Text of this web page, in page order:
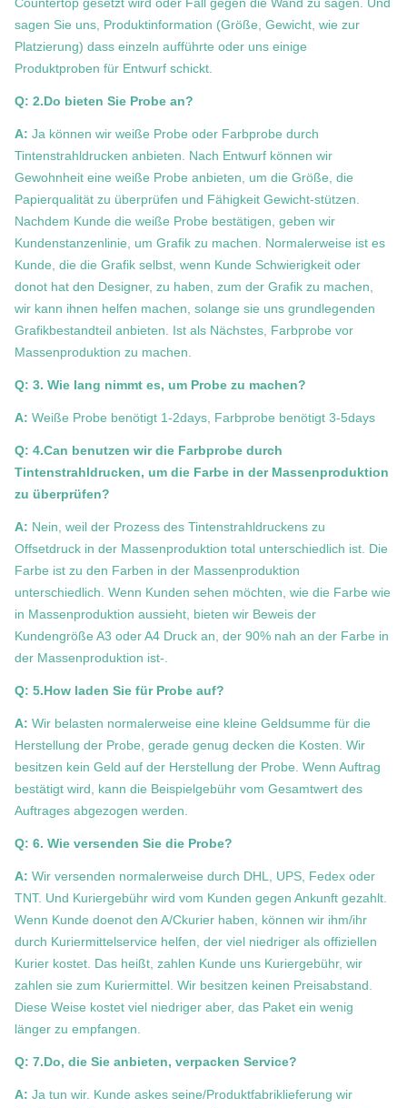
sagen Sie uns, Produktinformation (Größe, Gewicht, wie zur
Platzierung) dass einzeln aufführte oder uns einige
Produktproben für Entwurf schickt.
Q: 2.Do bieten Sie Probe an?
A: Ja können wir weiße Probe oder Farbprobe durch
Tintenstrahldrucken anbieten. Nach Entwurf können wir
Gewohnheit eine weiße Probe anbieten, um die Größe, die
Papierqualität zu überprüfen und Fähigkeit Gewicht-stützen.
Nachdem Kunde die weiße Probe bestätigen, geben wir
Kundenstanzenlinie, um Grafik zu machen. Normalerweise ist es
Kunde, die die Grafik selbst, wenn Kunde Schwierigkeit oder
donot hat den Designer, zu haben, zum der Grafik zu machen,
wir kann ihnen helfen machen, solange sie uns grundlegenden
Grafikbestandteil anbieten. Ist als Nächstes, Farbprobe vor
Massenproduktion zu machen.
Q: 3. Wie lang nimmt es, um Probe zu machen?
A: Weiße Probe benötigt 1-2days, Farbprobe benötigt 3-5days
Q: 4.Can benutzen wir die Farbprobe durch
Tintenstrahldrucken, um die Farbe in der Massenproduktion
zu überprüfen?
A: Nein, weil der Prozess des Tintenstrahldruckens zu
Offsetdruck in der Massenproduktion total unterschiedlich ist. Die
Farbe ist zu den Farben in der Massenproduktion
unterschiedlich. Wenn Kunden sehen möchten, wie die Farbe wie
in Massenproduktion aussieht, bieten wir Beweis der
Kundengröße A3 oder A4 Druck an, der 90% nah an der Farbe in
der Massenproduktion ist-.
Q: 5.How laden Sie für Probe auf?
A: Wir belasten normalerweise eine kleine Geldsumme für die
Herstellung der Probe, gerade genug decken die Kosten. Wir
besitzen kein Geld auf der Herstellung der Probe. Wenn Auftrag
bestätigt wird, kann die Beispielgebühr vom Gesamtwert des
Auftrages abgezogen werden.
Q: 6. Wie versenden Sie die Probe?
A: Wir versenden normalerweise durch DHL, UPS, Fedex oder
TNT. Und Kuriergebühr wird vom Kunden gegen Ankunft gezahlt.
Wenn Kunde doenot den A/Ckurier haben, können wir ihm/ihr
durch Kuriermittelservice helfen, der viel niedriger als offiziellen
Kurier kostet. Das heißt, zahlen Kunde uns Kuriergebühr, wir
zahlen sie zum Kuriermittel. Wir besitzen keinen Preisabstand.
Diese Weise kostet viel niedriger aber, das Paket ein wenig
länger zu empfangen.
Q: 7.Do, die Sie anbieten, verpacken Service?
A: Ja tun wir. Kunde askes seine/Produktfabriklieferung wir